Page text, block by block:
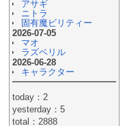
アサギ
ニトラ
固有魔ビリティー
2026-07-05
マオ
ラズベリル
2026-06-28
キャラクター
today：2
yesterday：5
total：2888